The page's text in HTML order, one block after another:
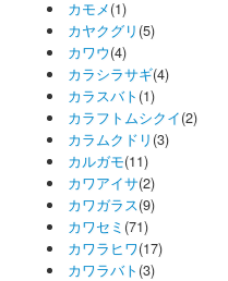
カモメ(1)
カヤクグリ (5)
カワウ(4)
カラシラサギ(4)
カラスバト (1)
カラフトムシクイ(2)
カラムクドリ (3)
カルガモ(11)
カワアイサ(2)
カワガラス(9)
カワセミ (71)
カワラヒワ(17)
カワラバト (3)